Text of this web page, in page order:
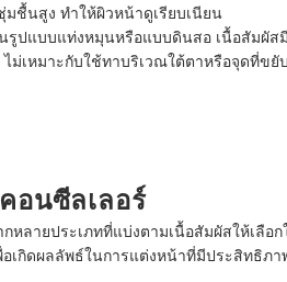
ชื้นสูง ทำให้ผิวหน้าดูเรียบเนียน
รูปแบบแท่งหมุนหรือแบบดินสอ เนื้อสัมผัส
ไม่เหมาะกับใช้ทาบริเวณใต้ตาหรือจุดที่ข
อนซีลเลอร์
หลายประเภทที่แบ่งตามเนื้อสัมผัสให้เลือ
อเกิดผลลัพธ์ในการแต่งหน้าที่มีประสิทธิภ